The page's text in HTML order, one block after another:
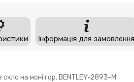
Інформація для замовлення
скло на монітор. BENTLEY-2893-M